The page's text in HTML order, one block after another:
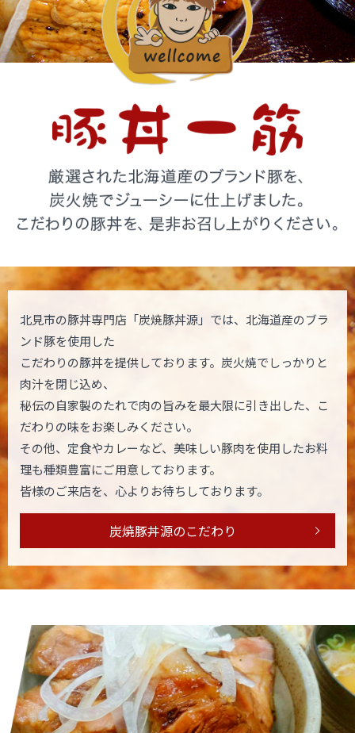
北見市の豚丼専門店「炭焼豚丼源」では、北海道産のブラ
ンド豚を使用した
こだわりの豚丼を提供しております。炭火焼でしっかりと
肉汁を閉じ込め、
秘伝の自家製のたれで肉の旨みを最大限に引き出した、こ
だわりの味をお楽しみください。
その他、定食やカレーなど、美味しい豚肉を使用したお料
理も種類豊富にご用意しております。
皆様のご来店を、心よりお待ちしております。
炭焼豚丼源のこだわり